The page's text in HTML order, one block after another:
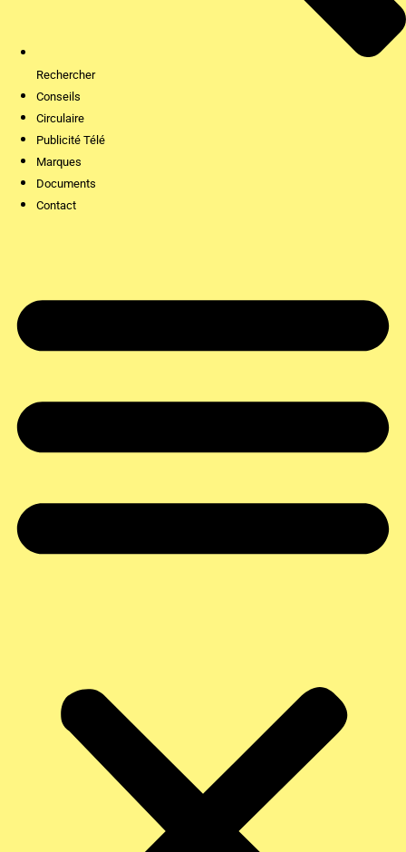
Rechercher
Conseils
Circulaire
Publicité Télé
Marques
Documents
Contact